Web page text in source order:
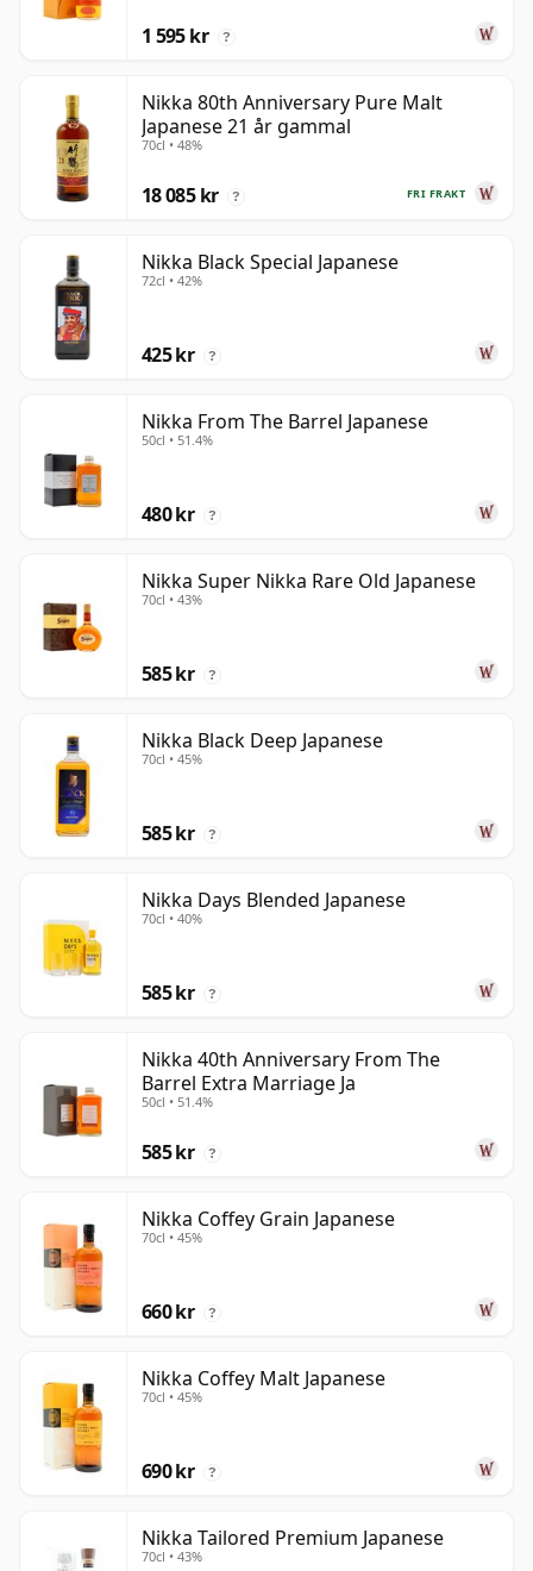
1 595 kr ?
Nikka 80th Anniversary Pure Malt
Japanese 21 år gammal
70cl • 48%
FRI FRAKT
18 085 kr ?
Nikka Black Special Japanese
72cl • 42%
425 kr ?
Nikka From The Barrel Japanese
50cl • 51.4%
480 kr ?
Nikka Super Nikka Rare Old Japanese
70cl • 43%
585 kr ?
Nikka Black Deep Japanese
70cl • 45%
585 kr ?
Nikka Days Blended Japanese
70cl • 40%
585 kr ?
Nikka 40th Anniversary From The
Barrel Extra Marriage Ja
50cl • 51.4%
585 kr ?
Nikka Coffey Grain Japanese
70cl • 45%
660 kr ?
Nikka Coffey Malt Japanese
70cl • 45%
690 kr ?
Nikka Tailored Premium Japanese
70cl • 43%